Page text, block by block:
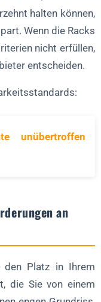
halten können,
Wenn die Racks
nicht erfüllen,
entscheiden.
unübertroffen
an
den Platz in Ihrem
die Sie von einem